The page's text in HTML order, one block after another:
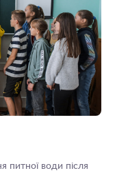
питної води після